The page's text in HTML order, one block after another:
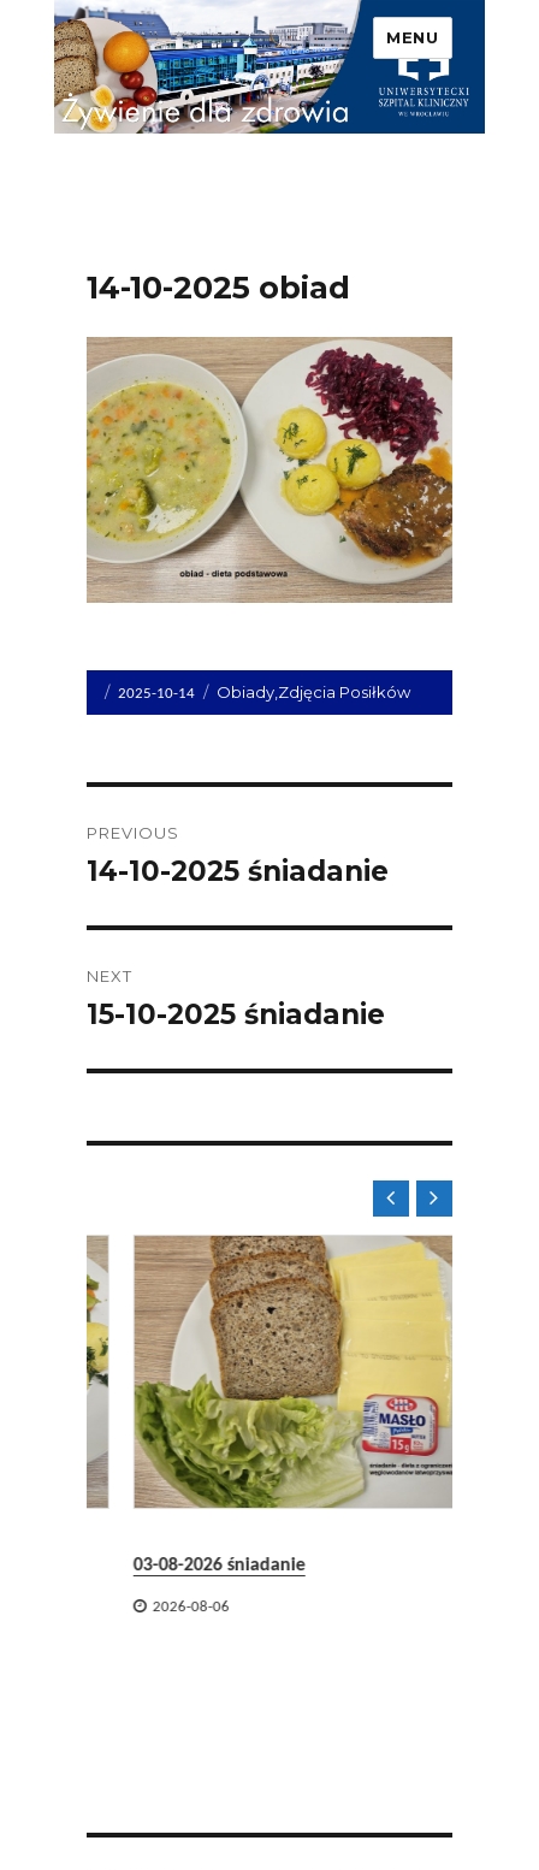
Uniwersytecki Szpital
Kliniczny we Wrocławiu –
Żywienie dla zdrowia
MENU
14-10-2025 obiad
Opublikowano
dnia
2025-10-14 Kategorie
Obiady, Zdjęcia Posiłków
navigation
PREVIOUS
Previous
14-10-2025 śniadanie
NEXT
Next
15-10-2025 śniadanie

03-08-2026 śniadanie
2026-08-06
